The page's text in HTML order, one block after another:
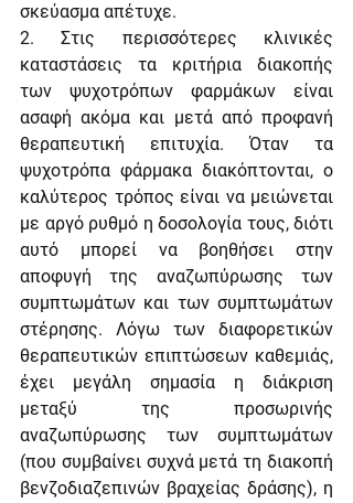
σκεύασμα απέτυχε.
2. Στις περισσότερες κλινικές
καταστάσεις τα κριτήρια διακοπής
των ψυχοτρόπων φαρμάκων είναι
ασαφή ακόμα και μετά από προφανή
θεραπευτική επιτυχία. Όταν τα
ψυχοτρόπα φάρμακα διακόπτονται, ο
καλύτερος τρόπος είναι να μειώνεται
με αργό ρυθμό η δοσολογία τους, διότι
αυτό μπορεί να βοηθήσει στην
αποφυγή της αναζωπύρωσης των
συμπτωμάτων και των συμπτωμάτων
στέρησης. Λόγω των διαφορετικών
θεραπευτικών επιπτώσεων καθεμιάς,
έχει μεγάλη σημασία η διάκριση
μεταξύ της προσωρινής
αναζωπύρωσης των συμπτωμάτων
(που συμβαίνει συχνά μετά τη διακοπή
βενζοδιαζεπινών βραχείας δράσης), η